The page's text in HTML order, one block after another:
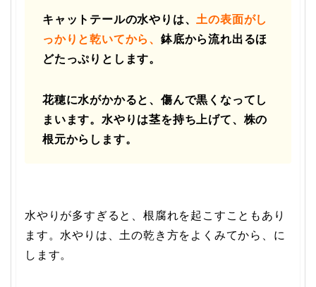
キャットテールの水やりは、 土の表面がし
っかりと乾いてから、 鉢底から流れ出るほ
どたっぷりとします。
花穂に水がかかると、傷んで黒くなってし
まいます。水やりは茎を持ち上げて、株の
根元からします。
水やりが多すぎると、根腐れを起こすこともあり
ます。水やりは、土の乾き方をよくみてから、に
します。